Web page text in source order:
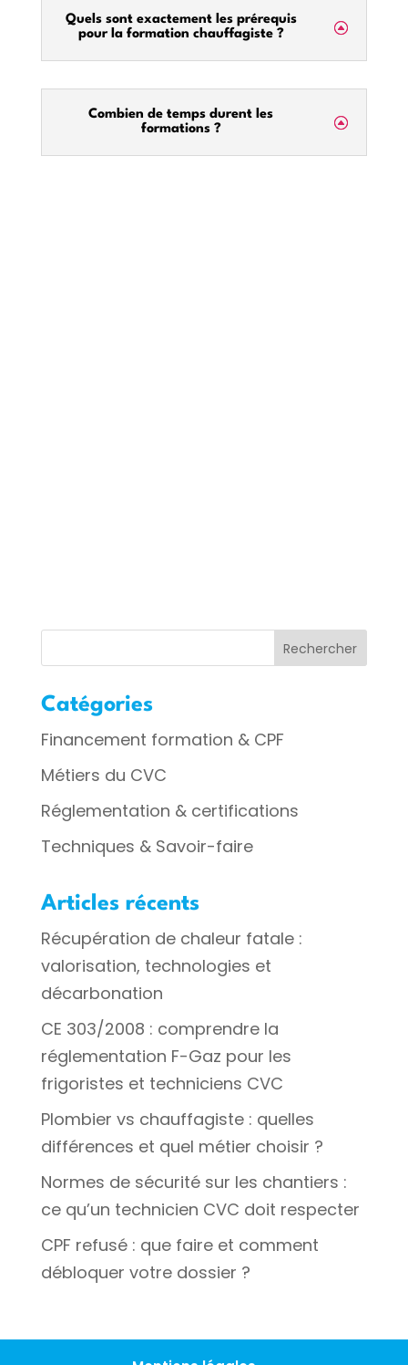
Quels sont exactement les prérequis
pour la formation chauffagiste ?
Combien de temps durent les
formations ?
Rechercher
Catégories
Financement formation & CPF
Métiers du CVC
Réglementation & certifications
Techniques & Savoir-faire
Articles récents
Récupération de chaleur fatale :
valorisation, technologies et
décarbonation
CE 303/2008 : comprendre la
réglementation F-Gaz pour les
frigoristes et techniciens CVC
Plombier vs chauffagiste : quelles
différences et quel métier choisir ?
Normes de sécurité sur les chantiers :
ce qu’un technicien CVC doit respecter
CPF refusé : que faire et comment
débloquer votre dossier ?